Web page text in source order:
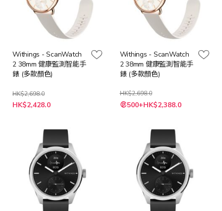
Withings - ScanWatch
2 38mm 健康監測智能手
錶 (多款顏色)
HK$2,698.0
HK$2,428.0
Withings - ScanWatch
2 38mm 健康監測智能手
錶 (多款顏色)
HK$2,698.0
500+HK$2,388.0